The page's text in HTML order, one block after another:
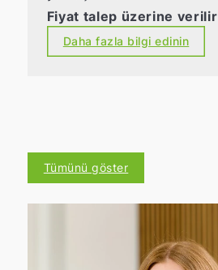
Fiyat talep üzerine verilir
Daha fazla bilgi edinin
Tümünü göster